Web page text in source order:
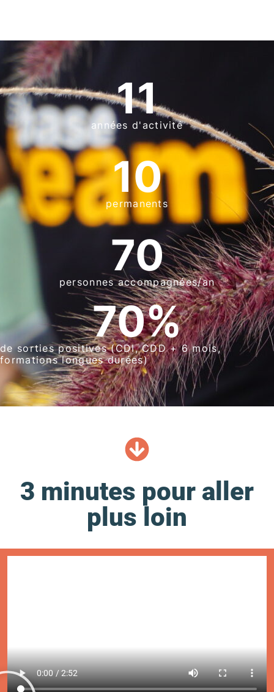
années d'activité
11
permanents
10
personnes accompagnées/an
70
de sorties positives (CDI, CDD + 6 mois,
formations longues durées)
70%
3 minutes pour aller
plus loin